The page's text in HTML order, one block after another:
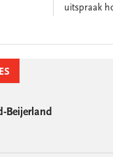
uitspraak
Beijerland